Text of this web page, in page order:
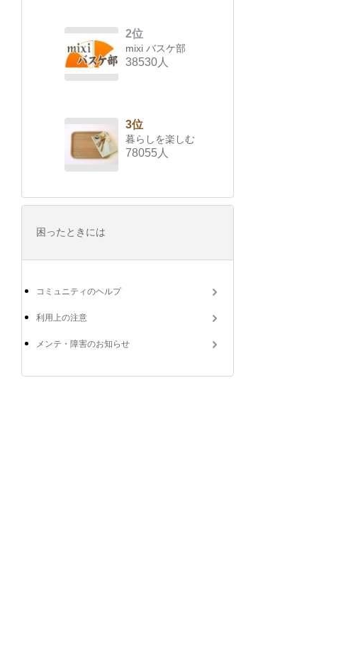
2位
mixi バスケ部
38530人
3位
暮らしを楽しむ
78055人
困ったときには
コミュニティのヘルプ
利用上の注意
メンテ・障害のお知らせ